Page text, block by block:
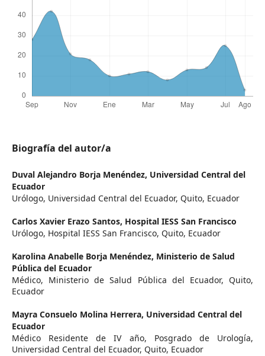
Biografía del autor/a
Duval Alejandro Borja Menéndez, Universidad Central del
Ecuador
Urólogo, Universidad Central del Ecuador, Quito, Ecuador
Carlos Xavier Erazo Santos, Hospital IESS San Francisco
Urólogo, Hospital IESS San Francisco, Quito, Ecuador
Karolina Anabelle Borja Menéndez, Ministerio de Salud
Pública del Ecuador
Médico, Ministerio de Salud Pública del Ecuador, Quito,
Ecuador
Mayra Consuelo Molina Herrera, Universidad Central del
Ecuador
Médico Residente de IV año, Posgrado de Urología,
Universidad Central del Ecuador, Quito, Ecuador